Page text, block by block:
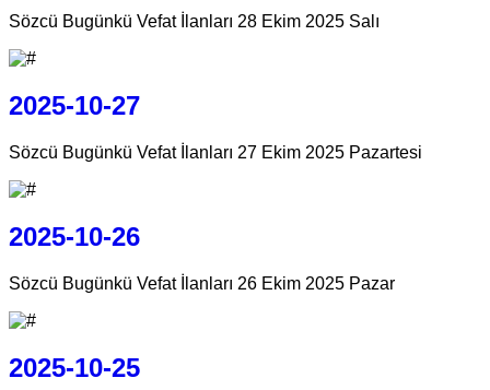
Sözcü Bugünkü Vefat İlanları 28 Ekim 2025 Salı
2025-10-27
Sözcü Bugünkü Vefat İlanları 27 Ekim 2025 Pazartesi
2025-10-26
Sözcü Bugünkü Vefat İlanları 26 Ekim 2025 Pazar
2025-10-25